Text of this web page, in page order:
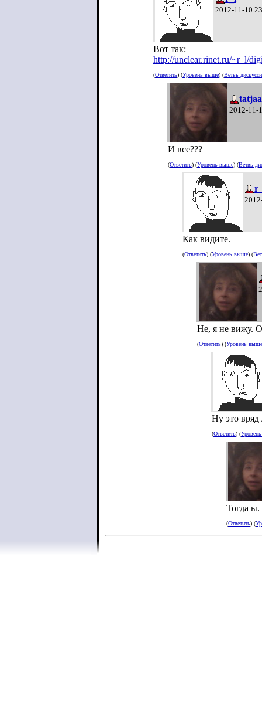
2012-11-10
Вот так:
http://unclear.rinet.ru/~r_l/
(Ответить) (Уровень выше) (Ветвь
2012-11-
И все???
(Ответить) (Уровень выше) (Ветвь
Как видите.
(Ответить) (Уровень выше) (
Не, я не вижу.
(Ответить) (Уровень выше
Ну это вряд
(Ответить) (
Тогда ы.
(Ответить) (